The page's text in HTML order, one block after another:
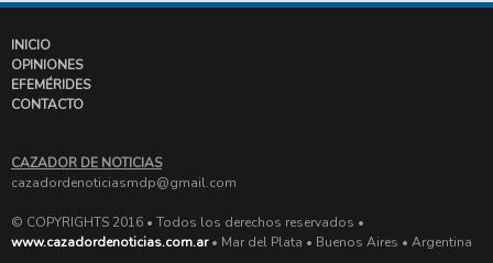
INICIO
OPINIONES
EFEMÉRIDES
CONTACTO
CAZADOR DE NOTICIAS
cazadordenoticiasmdp@gmail.com
© COPYRIGHTS 2016 • Todos los derechos reservados •
www.cazadordenoticias.com.ar• Mar del Plata • Buenos Aires • Argentina